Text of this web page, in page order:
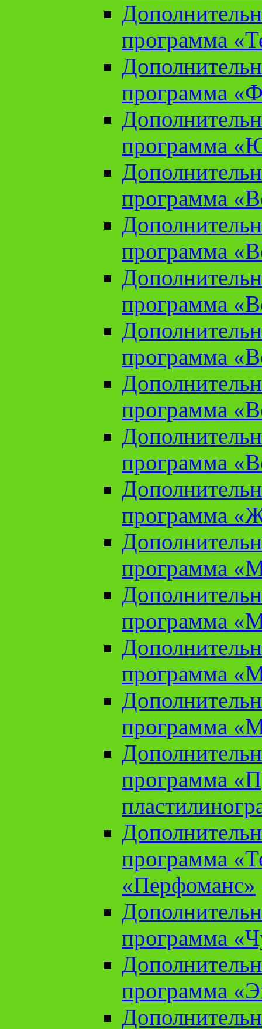
программа
программа
программа
программа
программа
программа
программа
программа
программа
программа
программа
программа
программа
программа
программа
программа
«Перфоманс»
программа
программа